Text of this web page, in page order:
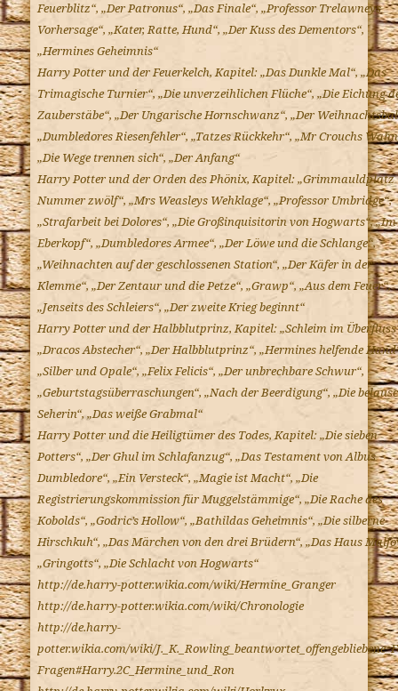
Feuerblitz“, „Der Patronus“, „Das Finale“, „Professor Trelawneys
Vorhersage“, „Kater, Ratte, Hund“, „Der Kuss des Dementors“,
„Hermines Geheimnis“
Harry Potter und der Feuerkelch, Kapitel: „Das Dunkle Mal“, „Das
Trimagische Turnier“, „Die unverzeihlichen Flüche“, „Die Eichung
Zauberstäbe“, „Der Ungarische Hornschwanz“, „Der
„Dumbledores Riesenfehler“, „Tatzes Rückkehr“, „Mr Crouchs
„Die Wege trennen sich“, „Der Anfang“
Harry Potter und der Orden des Phönix, Kapitel: „Grimmauldplatz
Nummer zwölf“, „Mrs Weasleys Wehklage“, „Professor Umbridge“,
„Strafarbeit bei Dolores“, „Die Großinquisitorin von Hogwarts“, „Im
Eberkopf“, „Dumbledores Armee“, „Der Löwe und die Schlange“,
„Weihnachten auf der geschlossenen Station“, „Der Käfer in der
Klemme“, „Der Zentaur und die Petze“, „Grawp“, „Aus dem Feuer“,
„Jenseits des Schleiers“, „Der zweite Krieg beginnt“
Harry Potter und der Halbblutprinz, Kapitel: „Schleim im
„Dracos Abstecher“, „Der Halbblutprinz“, „Hermines helfende
„Silber und Opale“, „Felix Felicis“, „Der unbrechbare Schwur“,
„Geburtstagsüberraschungen“, „Nach der Beerdigung“, „Die
Seherin“, „Das weiße Grabmal“
Harry Potter und die Heiligtümer des Todes, Kapitel: „Die sieben
Potters“, „Der Ghul im Schlafanzug“, „Das Testament von Albus
Dumbledore“, „Ein Versteck“, „Magie ist Macht“, „Die
Registrierungskommission für Muggelstämmige“, „Die Rache des
Kobolds“, „Godric’s Hollow“, „Bathildas Geheimnis“, „Die silberne
Hirschkuh“, „Das Märchen von den drei Brüdern“, „Das Haus
„Gringotts“, „Die Schlacht von Hogwarts“
http://de.harry-potter.wikia.com/wiki/Hermine_Granger
http://de.harry-potter.wikia.com/wiki/Chronologie
http://de.harry-
potter.wikia.com/wiki/
Fragen#Harry.2C_Hermine_und_Ron